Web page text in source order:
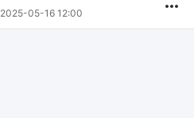
2025-05-16 12:00